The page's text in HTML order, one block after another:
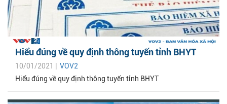
Hiểu đúng về quy định thông tuyến tỉnh BHYT
10/01/2021 | VOV2
Hiểu đúng về quy định thông tuyến tỉnh BHYT